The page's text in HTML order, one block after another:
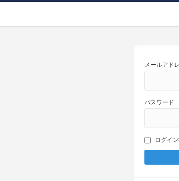
メールアド
パスワード
ログイ